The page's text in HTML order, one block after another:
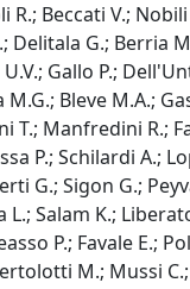
Beccati V.;
Delitala G.; Berria
Gallo P.;
Bleve M.A.;
T.; Manfredini R.;
P.; Schilardi A.;
G.; Sigon G.;
Salam K.;
P.; Favale E.;
M.; Mussi